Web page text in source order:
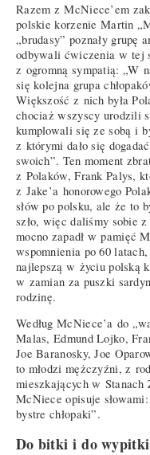
Razem z McNiece’em
polskie korzenie Martin
„brudasy” poznały grupę
odbywali ćwiczenia w tej
z ogromną sympatią: „W
się kolejna grupa
Większość z nich była
chociaż wszyscy urodzili
kumplowali się ze sobą i
z którymi dało się
swoich”. Ten moment
z Polaków, Frank Palys,
z Jake’a honorowego
słów po polsku, ale że to
szło, więc daliśmy sobie
mocno zapadł w pamięć
wspomnienia po 60
najlepszą w życiu polską
w zamian za puszki
rodzinę.
Według McNiece’a do
Malas, Edmund Lojko,
Joe Baranosky, Joe
to młodzi mężczyźni, z
mieszkających w Stanach
McNiece opisuje
bystre chłopaki”.
Do bitki i do wypitki